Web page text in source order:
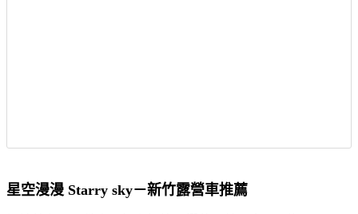
星空漫漫 Starry sky－新竹露營車推薦